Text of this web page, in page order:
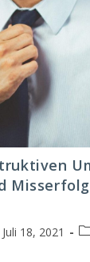
Juli 18, 2021